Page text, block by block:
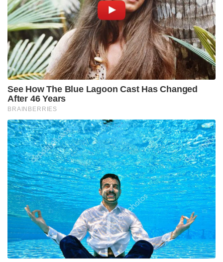
See How The Blue Lagoon Cast Has Changed
After 46 Years
BRAINBERRIES